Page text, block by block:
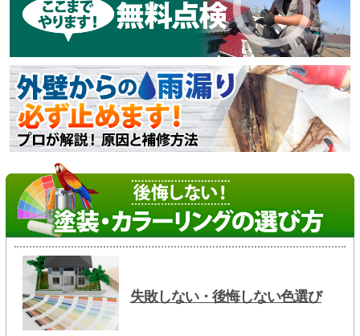
失敗しない・後悔しない色選び